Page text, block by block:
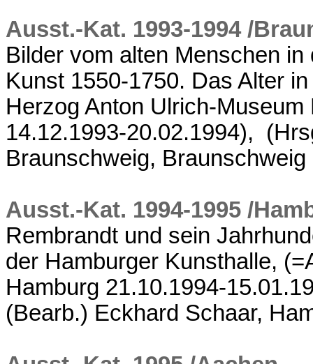
Ausst.-Kat. 1993-1994 /
Bilder vom alten Menschen
Kunst 1550-1750. Das Alter
Herzog Anton Ulrich-
14.12.1993-20.02.1994),
Braunschweig, Braunschweig
Ausst.-Kat. 1994-1995 /
Rembrandt und sein
der Hamburger Kunsthalle,
Hamburg 21.10.1994-
(Bearb.) Eckhard Schaar,